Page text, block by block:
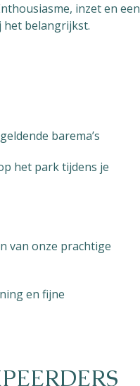
inzet en een
het belangrijkst.
barema’s
het park tijdens je
van onze prachtige
en fijne